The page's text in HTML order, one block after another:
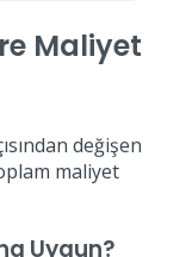
Maliyet
değişen
maliyet
Uygun?